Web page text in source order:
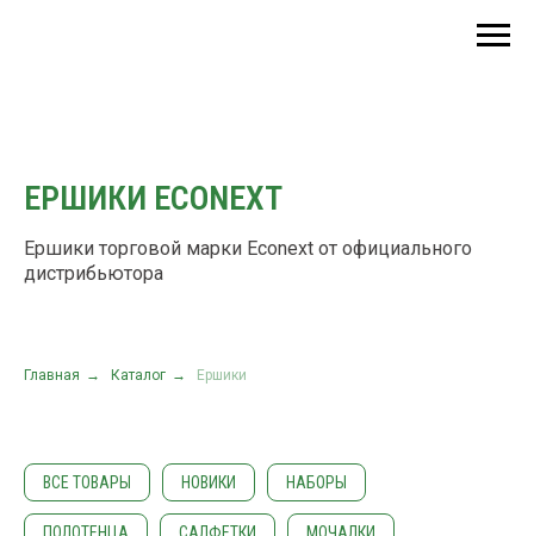
ЕРШИКИ ECONEXT
Ершики торговой марки Econext от официального
дистрибьютора
Главная → Каталог → Ершики
ВСЕ ТОВАРЫ НОВИКИ НАБОРЫ